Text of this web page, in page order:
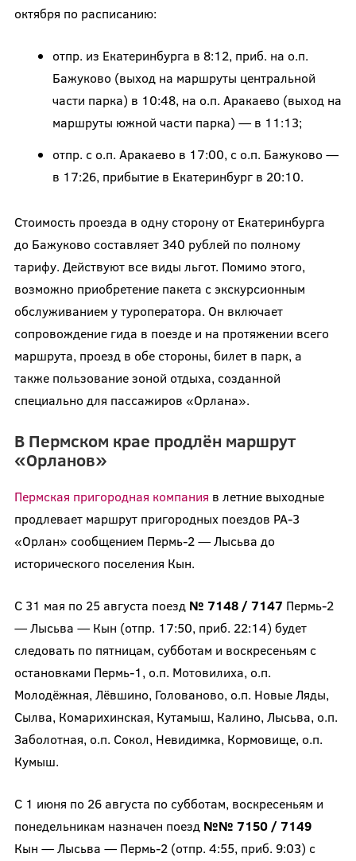
октября по расписанию:
отпр. из Екатеринбурга в 8:12, приб. на о.п.
Бажуково (выход на маршруты центральной
части парка) в 10:48, на о.п. Аракаево (выход на
маршруты южной части парка) — в 11:13;
отпр. с о.п. Аракаево в 17:00, с о.п. Бажуково —
в 17:26, прибытие в Екатеринбург в 20:10.
Стоимость проезда в одну сторону от Екатеринбурга
до Бажуково составляет 340 рублей по полному
тарифу. Действуют все виды льгот. Помимо этого,
возможно приобретение пакета с экскурсионным
обслуживанием у туроператора. Он включает
сопровождение гида в поезде и на протяжении всего
маршрута, проезд в обе стороны, билет в парк, а
также пользование зоной отдыха, созданной
специально для пассажиров «Орлана».
В Пермском крае продлён маршрут
«Орланов»
Пермская пригородная компания в летние выходные
продлевает маршрут пригородных поездов РА-3
«Орлан» сообщением Пермь-2 — Лысьва до
исторического поселения Кын.
С 31 мая по 25 августа поезд № 7148 / 7147 Пермь-2
— Лысьва — Кын (отпр. 17:50, приб. 22:14) будет
следовать по пятницам, субботам и воскресеньям с
остановками Пермь-1, о.п. Мотовилиха, о.п.
Молодёжная, Лёвшино, Голованово, о.п. Новые Ляды,
Сылва, Комарихинская, Кутамыш, Калино, Лысьва, о.п.
Заболотная, о.п. Сокол, Невидимка, Кормовище, о.п.
Кумыш.
С 1 июня по 26 августа по субботам, воскресеньям и
понедельникам назначен поезд №№ 7150 / 7149
Кын — Лысьва — Пермь-2 (отпр. 4:55, приб. 9:03) с